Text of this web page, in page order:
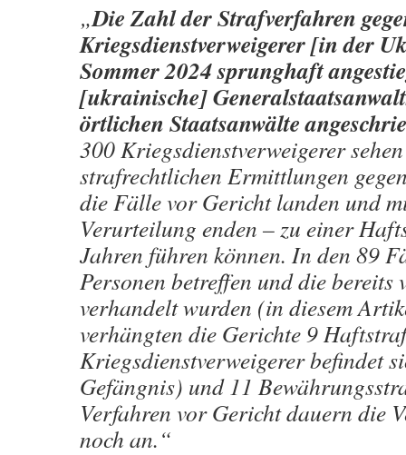
„Die Zahl der Strafverfahren
Kriegsdienstverweigerer [in der
Sommer 2024 sprunghaft
[ukrainische]
örtlichen Staatsanwälte
300 Kriegsdienstverweigerer
strafrechtlichen Ermittlungen
die Fälle vor Gericht landen und
Verurteilung enden – zu einer
Jahren führen können. In den 89
Personen betreffen und die bereits
verhandelt wurden (in diesem
verhängten die Gerichte 9
Kriegsdienstverweigerer befindet
Gefängnis) und 11
Verfahren vor Gericht dauern die
noch an.“